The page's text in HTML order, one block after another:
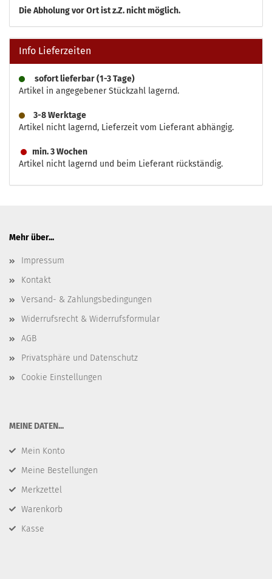
DieAbholung vor Ort ist z.Z. nicht möglich.
Info Lieferzeiten
sofort lieferbar (1-3 Tage)
Artikel in angegebener Stückzahl lagernd.
3-8 Werktage
Artikel nicht lagernd, Lieferzeit vom Lieferant abhängig.
min. 3 Wochen
Artikel nicht lagernd und beim Lieferant rückständig.
Mehr über...
Impressum
Kontakt
Versand- & Zahlungsbedingungen
Widerrufsrecht & Widerrufsformular
AGB
Privatsphäre und Datenschutz
Cookie Einstellungen
​MEINE DATEN...
Mein Konto
Meine Bestellungen
Merkzettel
Warenkorb
Kasse